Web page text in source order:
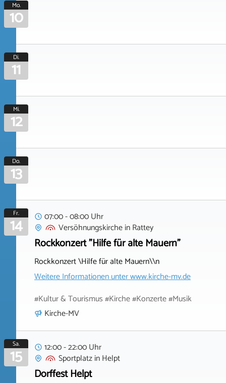
Mo.
10
Di.
11
Mi.
12
Do.
13
Fr.
14
07:00 - 08:00 Uhr
VersöhnungskircheinRattey
Rockkonzert "Hilfe für alte Mauern"
Rockkonzert \Hilfe für alte Mauern\\n
Weitere Informationen unterwww.kirche-mv.de
#Kultur & Tourismus #Kirche #Konzerte #Musik
Kirche-MV
Sa.
15
12:00 - 22:00 Uhr
SportplatzinHelpt
Dorffest Helpt